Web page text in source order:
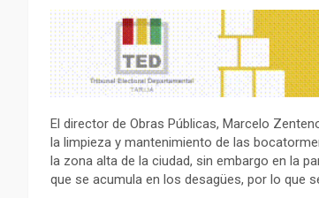
El director de Obras Públicas, Marcelo
la limpieza y mantenimiento de las
la zona alta de la ciudad, sin embargo en la
que se acumula en los desagües, por lo que